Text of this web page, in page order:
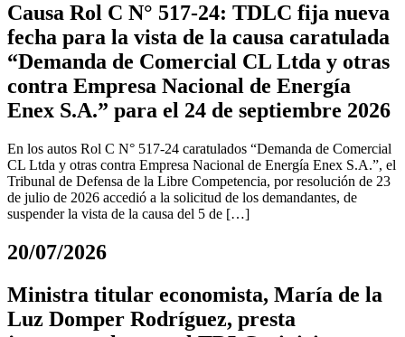
Causa Rol C N° 517-24: TDLC fija nueva
fecha para la vista de la causa caratulada
“Demanda de Comercial CL Ltda y otras
contra Empresa Nacional de Energía
Enex S.A.” para el 24 de septiembre 2026
En los autos Rol C N° 517-24 caratulados “Demanda de Comercial
CL Ltda y otras contra Empresa Nacional de Energía Enex S.A.”, el
Tribunal de Defensa de la Libre Competencia, por resolución de 23
de julio de 2026 accedió a la solicitud de los demandantes, de
suspender la vista de la causa del 5 de […]
20/07/2026
Ministra titular economista, María de la
Luz Domper Rodríguez, presta